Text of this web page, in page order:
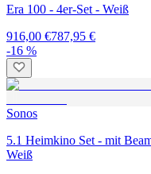
Era 100 - 4er-Set - Weiß
916,00 €787,95 €
-16 %
Sonos
5.1 Heimkino Set - mit
Weiß